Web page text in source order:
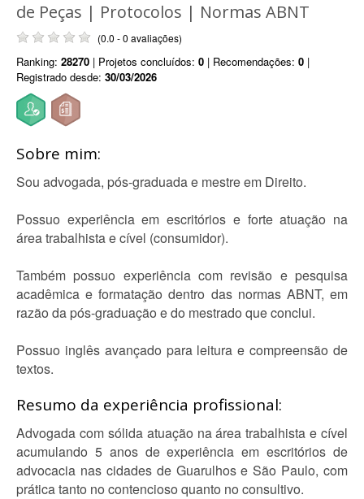
de Peças | Protocolos | Normas ABNT
(0.0 - 0 avaliações)
Ranking: 28270 | Projetos concluídos: 0 | Recomendações: 0 |
Registrado desde: 30/03/2026
Sobre mim:
Sou advogada, pós-graduada e mestre em Direito.
Possuo experiência em escritórios e forte atuação na
área trabalhista e cível (consumidor).
Também possuo experiência com revisão e pesquisa
acadêmica e formatação dentro das normas ABNT, em
razão da pós-graduação e do mestrado que conclui.
Possuo inglês avançado para leitura e compreensão de
textos.
Resumo da experiência profissional:
Advogada com sólida atuação na área trabalhista e cível
acumulando 5 anos de experiência em escritórios de
advocacia nas cidades de Guarulhos e São Paulo, com
prática tanto no contencioso quanto no consultivo.